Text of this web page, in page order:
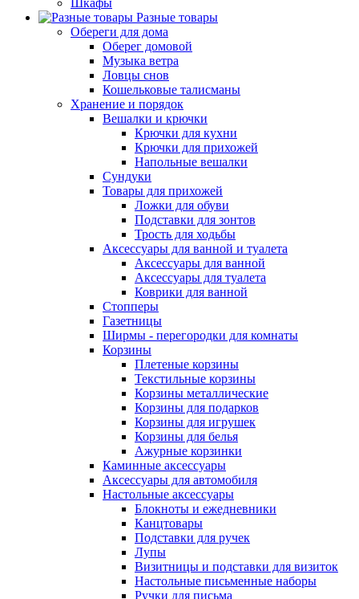
Шкафы
Разные товары
Обереги для дома
Оберег домовой
Музыка ветра
Ловцы снов
Кошельковые талисманы
Хранение и порядок
Вешалки и крючки
Крючки для кухни
Крючки для прихожей
Напольные вешалки
Сундуки
Товары для прихожей
Ложки для обуви
Подставки для зонтов
Трость для ходьбы
Аксессуары для ванной и туалета
Аксессуары для ванной
Аксессуары для туалета
Коврики для ванной
Стопперы
Газетницы
Ширмы - перегородки для комнаты
Корзины
Плетеные корзины
Текстильные корзины
Корзины металлические
Корзины для подарков
Корзины для игрушек
Корзины для белья
Ажурные корзинки
Каминные аксессуары
Аксессуары для автомобиля
Настольные аксессуары
Блокноты и ежедневники
Канцтовары
Подставки для ручек
Лупы
Визитницы и подставки для визиток
Настольные письменные наборы
Ручки для письма